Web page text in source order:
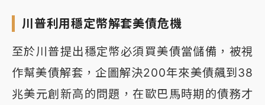
川普利用穩定幣解套美債危機
至於川普提出穩定幣必須買美債當儲備，被視
作幫美債解套，企圖解決200年來美債飆到38
兆美元創新高的問題，在歐巴馬時期的債務才